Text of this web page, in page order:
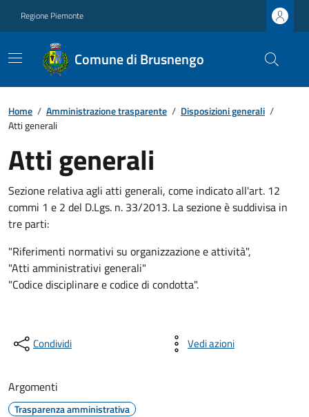
Regione Piemonte
Comune di Brusnengo
Home / Amministrazione trasparente / Disposizioni generali /
Atti generali
Atti generali
Sezione relativa agli atti generali, come indicato all'art. 12
commi 1 e 2 del D.Lgs. n. 33/2013. La sezione è suddivisa in
tre parti:
"Riferimenti normativi su organizzazione e attività",
"Atti amministrativi generali"
"Codice disciplinare e codice di condotta".
Condividi Vedi azioni
Argomenti
Trasparenza amministrativa